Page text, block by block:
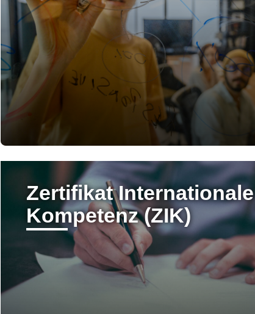
Zertifikat Internationale
Kompetenz (ZIK)